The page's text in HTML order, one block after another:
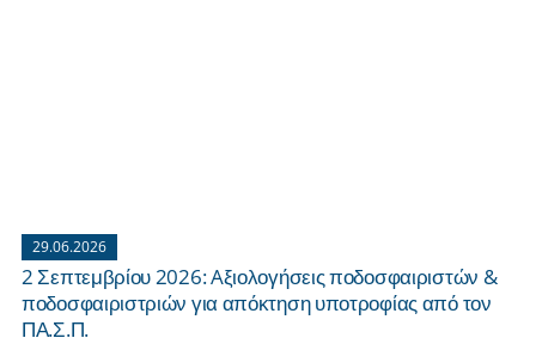
29.06.2026
2 Σεπτεμβρίου 2026: Aξιολογήσεις ποδοσφαιριστών &
ποδοσφαιριστριών για απόκτηση υποτροφίας από τον
ΠΑ.Σ.Π.